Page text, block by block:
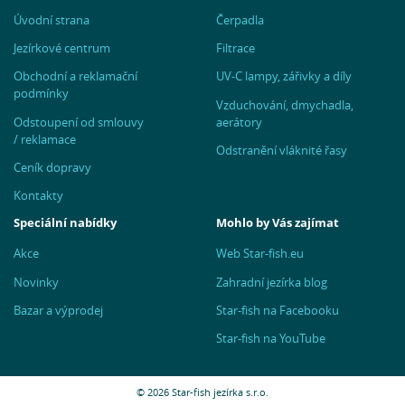
Úvodní strana
Jezírkové centrum
Obchodní a reklamační
podmínky
Odstoupení od smlouvy
/ reklamace
Ceník dopravy
Kontakty
Čerpadla
Filtrace
UV-C lampy, zářivky a díly
Vzduchování, dmychadla,
aerátory
Odstranění vláknité řasy
Speciální nabídky
Akce
Novinky
Bazar a výprodej
Mohlo by Vás zajímat
Web Star-fish.eu
Zahradní jezírka blog
Star-fish na Facebooku
Star-fish na YouTube
© 2026 Star-fish jezírka s.r.o.